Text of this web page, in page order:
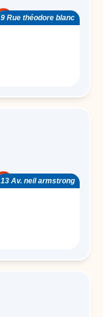
9 Rue théodore blanc
13 Av. neil armstrong